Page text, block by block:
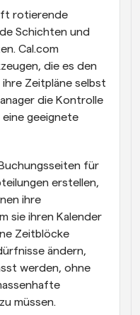
rotierende
Schichten und
Cal.com
die es den
Zeitpläne selbst
die Kontrolle
eine geeignete
für
erstellen,
ihre
sie ihren Kalender
Zeitblöcke
ändern,
werden, ohne
müssen.